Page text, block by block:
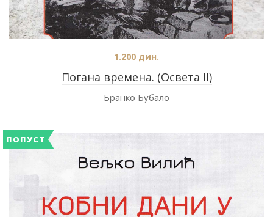
Погана времена. (Освета II)
1.200 дин.
Бранко Бубало
ПОПУСТ